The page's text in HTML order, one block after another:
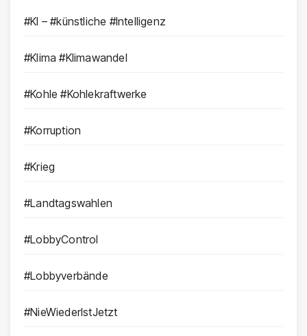
#KI – #künstliche #Intelligenz
#Klima #Klimawandel
#Kohle #Kohlekraftwerke
#Korruption
#Krieg
#Landtagswahlen
#LobbyControl
#Lobbyverbände
#NieWiederIstJetzt